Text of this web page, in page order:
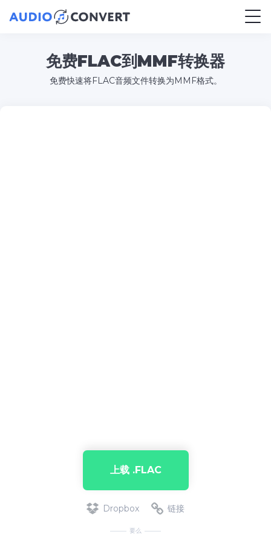
免费FLAC到MMF转换器
免费快速将FLAC音频文件转换为MMF格式。
上载 .FLAC
Dropbox 链接
要么